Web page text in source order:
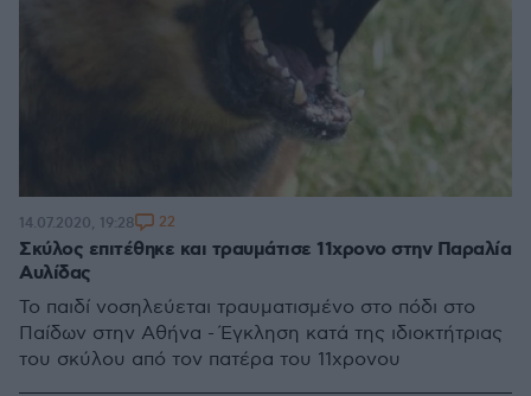
Σκύλος επιτέθηκε και τραυμάτισε 11χρονο στην Παραλία
Αυλίδας
Το παιδί νοσηλεύεται τραυματισμένο στο πόδι στο
Παίδων στην Αθήνα - Έγκληση κατά της ιδιοκτήτριας
του σκύλου από τον πατέρα του 11χρονου
14.07.2020, 19:28 22